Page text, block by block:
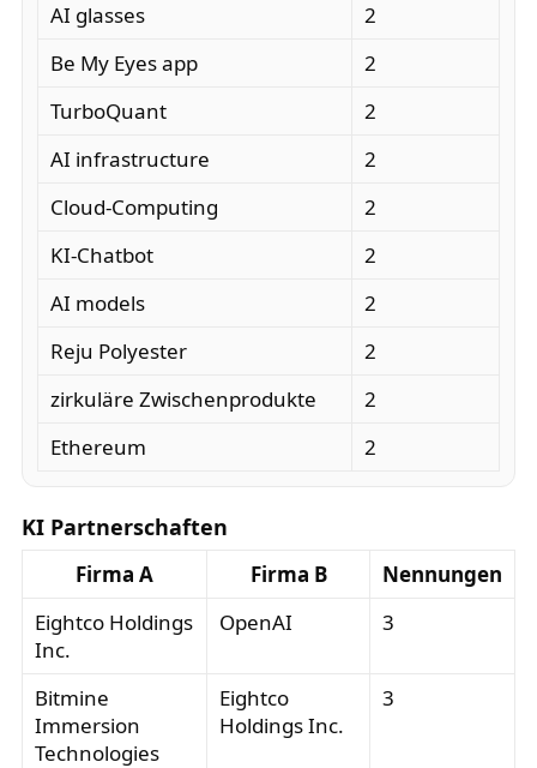
AI glasses
2
Be My Eyes app
2
TurboQuant
2
AI infrastructure
2
Cloud-Computing
2
KI-Chatbot
2
AI models
2
Reju Polyester
2
zirkuläre Zwischenprodukte
2
Ethereum
2
KI Partnerschaften
Firma A Firma B
Nennungen
Eightco Holdings
Inc.
OpenAI 3
Bitmine
Immersion
Technologies
Eightco
Holdings Inc.
3